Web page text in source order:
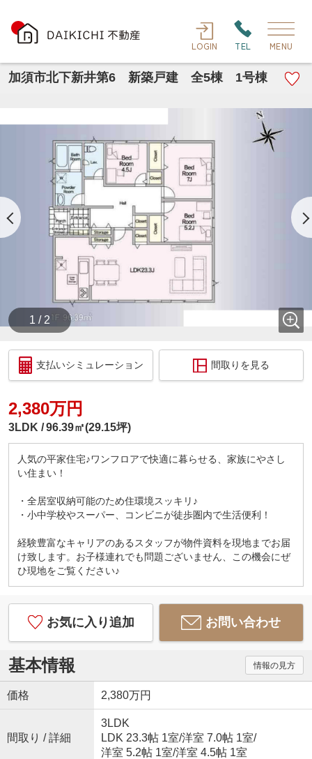
LOGIN TEL MENU
加須市北下新井第6 新築戸建 全5棟 1号棟
1 / 2
支払いシミュレーション 間取りを見る
2,380万円
3LDK 96.39㎡(29.15坪)
人気の平家住宅♪ワンフロアで快適に暮らせる、家族にやさし
い住まい！
・全居室収納可能のため住環境スッキリ♪
・小中学校やスーパー、コンビニが徒歩圏内で生活便利！
経験豊富なキャリアのあるスタッフが物件資料を現地までお届
け致します。お子様連れでも問題ございません、この機会にぜ
ひ現地をご覧ください♪
お気に入り追加 お問い合わせ
基本情報 情報の見方
価格 2,380万円
間取り / 詳細
3LDK
LDK 23.3帖 1室/洋室 7.0帖 1室/
洋室 5.2帖 1室/洋室 4.5帖 1室